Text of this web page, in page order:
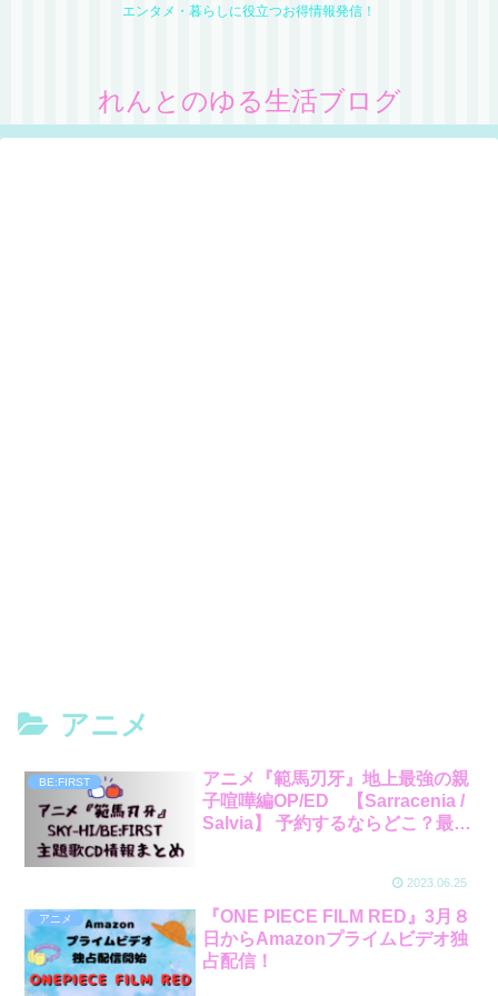
エンタメ・暮らしに役立つお得情報発信！
れんとのゆる生活ブログ
アニメ
BE:FIRST
アニメ『範馬刃牙』地上最強の親
子喧嘩編OP/ED 【Sarracenia /
Salvia】 予約するならどこ？最安
2023.06.25
アニメ
『ONE PIECE FILM RED』3月８
日からAmazonプライムビデオ独
占配信！